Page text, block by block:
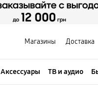
Магазины Доставка
Аксессуары ТВ и аудио